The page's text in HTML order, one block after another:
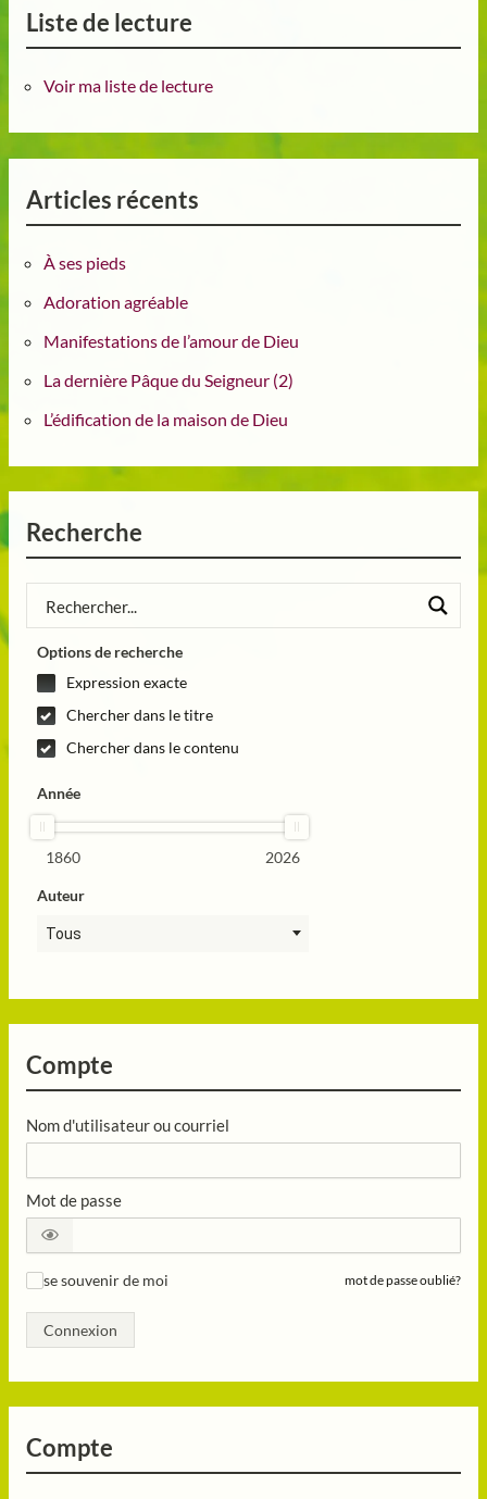
Liste de lecture
Voir ma liste de lecture
Articles récents
À ses pieds
Adoration agréable
Manifestations de l’amour de Dieu
La dernière Pâque du Seigneur (2)
L’édification de la maison de Dieu
Recherche
Options de recherche
Expression exacte
Chercher dans le titre
Chercher dans le contenu
Année
1860 2026
Auteur
Tous
Compte
Nom d'utilisateur ou courriel
Mot de passe
se souvenir de moi mot de passe oublié?
Connexion
Compte